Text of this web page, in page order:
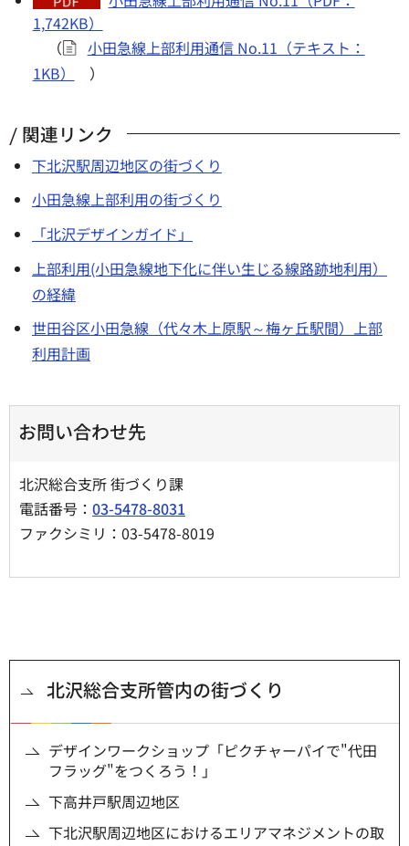
1,742KB）
（
小田急線上部利用通信 No.11（テキスト：
1KB）
）
関連リンク
下北沢駅周辺地区の街づくり
小田急線上部利用の街づくり
「北沢デザインガイド」
上部利用(小田急線地下化に伴い生じる線路跡地利用）
の経緯
世田谷区小田急線（代々木上原駅～梅ヶ丘駅間）上部
利用計画
お問い合わせ先
北沢総合支所 街づくり課
電話番号： 03-5478-8031
ファクシミリ：03-5478-8019
北沢総合支所管内の街づくり
デザインワークショップ「ピクチャーパイで"代田
フラッグ"をつくろう！」
下高井戸駅周辺地区
下北沢駅周辺地区におけるエリアマネジメントの取